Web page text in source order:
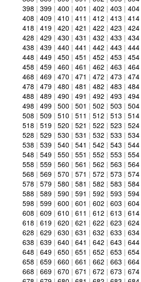
398 | 399 | 400 | 401 | 402 | 403 | 404
408 | 409 | 410 | 411 | 412 | 413 | 414
418 | 419 | 420 | 421 | 422 | 423 | 424
428 | 429 | 430 | 431 | 432 | 433 | 434
438 | 439 | 440 | 441 | 442 | 443 | 444
448 | 449 | 450 | 451 | 452 | 453 | 454
458 | 459 | 460 | 461 | 462 | 463 | 464
468 | 469 | 470 | 471 | 472 | 473 | 474
478 | 479 | 480 | 481 | 482 | 483 | 484
488 | 489 | 490 | 491 | 492 | 493 | 494
498 | 499 | 500 | 501 | 502 | 503 | 504
508 | 509 | 510 | 511 | 512 | 513 | 514
518 | 519 | 520 | 521 | 522 | 523 | 524
528 | 529 | 530 | 531 | 532 | 533 | 534
538 | 539 | 540 | 541 | 542 | 543 | 544
548 | 549 | 550 | 551 | 552 | 553 | 554
558 | 559 | 560 | 561 | 562 | 563 | 564
568 | 569 | 570 | 571 | 572 | 573 | 574
578 | 579 | 580 | 581 | 582 | 583 | 584
588 | 589 | 590 | 591 | 592 | 593 | 594
598 | 599 | 600 | 601 | 602 | 603 | 604
608 | 609 | 610 | 611 | 612 | 613 | 614
618 | 619 | 620 | 621 | 622 | 623 | 624
628 | 629 | 630 | 631 | 632 | 633 | 634
638 | 639 | 640 | 641 | 642 | 643 | 644
648 | 649 | 650 | 651 | 652 | 653 | 654
658 | 659 | 660 | 661 | 662 | 663 | 664
668 | 669 | 670 | 671 | 672 | 673 | 674